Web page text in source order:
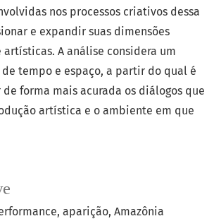
aparição Amazônia
nos processos criativos dessa
e expandir suas dimensões
A análise considera um
tempo e espaço, a partir do qual é
forma mais acurada os diálogos que
artística e o ambiente em que